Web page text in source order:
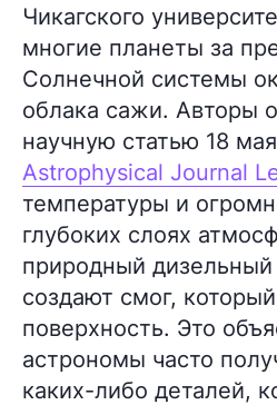
Чикагского
многие планеты за
Солнечной системы
облака сажи. Авторы
научную статью 18
Astrophysical Journal
температуры и
глубоких слоях
природный дизельный
создают смог,
поверхность. Это
астрономы часто
каких-либо деталей,